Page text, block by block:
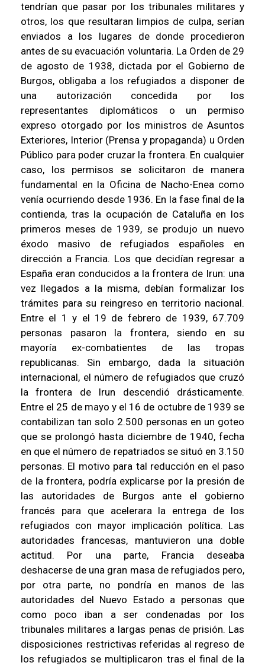
tendrían que pasar por los tribunales militares y
otros, los que resultaran limpios de culpa, serían
enviados a los lugares de donde procedieron
antes de su evacuación voluntaria. La Orden de 29
de agosto de 1938, dictada por el Gobierno de
Burgos, obligaba a los refugiados a disponer de
una autorización concedida por los
representantes diplomáticos o un permiso
expreso otorgado por los ministros de Asuntos
Exteriores, Interior (Prensa y propaganda) u Orden
Público para poder cruzar la frontera. En cualquier
caso, los permisos se solicitaron de manera
fundamental en la Oficina de Nacho-Enea como
venía ocurriendo desde 1936. En la fase final de la
contienda, tras la ocupación de Cataluña en los
primeros meses de 1939, se produjo un nuevo
éxodo masivo de refugiados españoles en
dirección a Francia. Los que decidían regresar a
España eran conducidos a la frontera de Irun: una
vez llegados a la misma, debían formalizar los
trámites para su reingreso en territorio nacional.
Entre el 1 y el 19 de febrero de 1939, 67.709
personas pasaron la frontera, siendo en su
mayoría ex-combatientes de las tropas
republicanas. Sin embargo, dada la situación
internacional, el número de refugiados que cruzó
la frontera de Irun descendió drásticamente.
Entre el 25 de mayo y el 16 de octubre de 1939 se
contabilizan tan solo 2.500 personas en un goteo
que se prolongó hasta diciembre de 1940, fecha
en que el número de repatriados se situó en 3.150
personas. El motivo para tal reducción en el paso
de la frontera, podría explicarse por la presión de
las autoridades de Burgos ante el gobierno
francés para que acelerara la entrega de los
refugiados con mayor implicación política. Las
autoridades francesas, mantuvieron una doble
actitud. Por una parte, Francia deseaba
deshacerse de una gran masa de refugiados pero,
por otra parte, no pondría en manos de las
autoridades del Nuevo Estado a personas que
como poco iban a ser condenadas por los
tribunales militares a largas penas de prisión. Las
disposiciones restrictivas referidas al regreso de
los refugiados se multiplicaron tras el final de la